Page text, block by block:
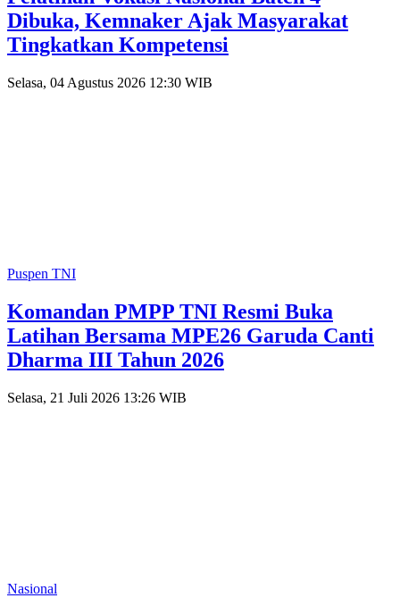
Dibuka, Kemnaker Ajak Masyarakat
Tingkatkan Kompetensi
Selasa, 04 Agustus 2026 12:30 WIB
Puspen TNI
Komandan PMPP TNI Resmi Buka
Latihan Bersama MPE26 Garuda Canti
Dharma III Tahun 2026
Selasa, 21 Juli 2026 13:26 WIB
Nasional